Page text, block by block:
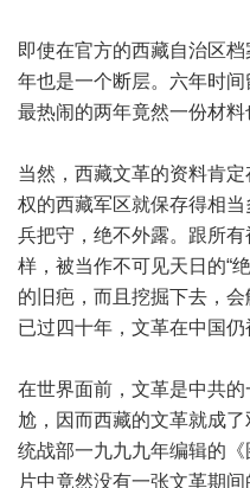
即使在官方的西藏自治区
年也是一个断层。六年时
最热闹的两年竟然一份材料
当然，西藏文革的资料肯
权的西藏军区就保存得相
兵把守，绝不外露。跟所
样，被当作不可见天日的“
的旧疤，而且挖掘下去，
已过四十年，文革在中国仍
在世界面前，文革是中共
尬，因而西藏的文革就成
统战部一九九九年编辑的
片中竟然没有一张文革期